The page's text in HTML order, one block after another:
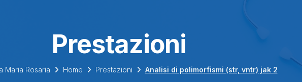
Prestazioni
Maria Rosaria Home Prestazioni Analisi di polimorfismi (str, vntr) jak 2